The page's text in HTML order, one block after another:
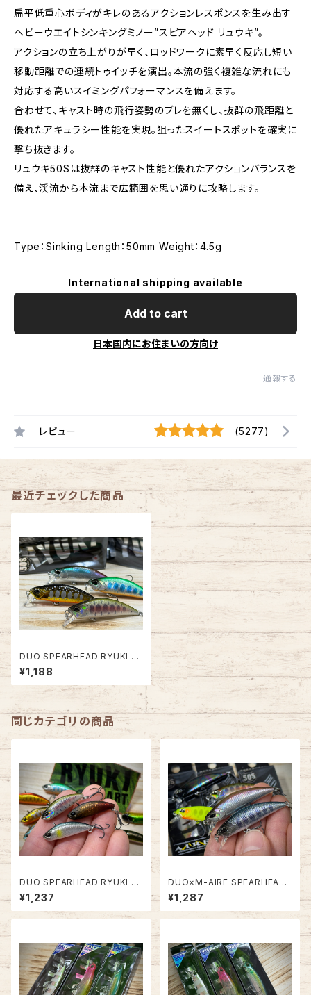
扁平低重心ボディがキレのあるアクションレスポンスを生み出す
ヘビーウエイトシンキングミノー”スピアヘッド リュウキ”。
アクションの立ち上がりが早く、ロッドワークに素早く反応し短い
移動距離での連続トゥイッチを演出。本流の強く複雑な流れにも
対応する高いスイミングパフォーマンスを備えます。
合わせて、キャスト時の飛行姿勢のブレを無くし、抜群の飛距離と
優れたアキュラシー性能を実現。狙ったスイートスポットを確実に
撃ち抜きます。
リュウキ50Sは抜群のキャスト性能と優れたアクションバランスを
備え、渓流から本流まで広範囲を思い通りに攻略します。
Type：Sinking Length：50mm Weight：4.5g
International shipping available
Add to cart
日本国内にお住まいの方向け
通報する
レビュー (5277)
最近チェックした商品
DUO SPEARHEAD RYUKI 50
S【2026年新色】
¥1,188
同じカテゴリの商品
DUO SPEARHEAD RYUKI D
ART 30S【リュウキ初のダート
モデル！】
¥1,237
DUO×M-AIRE SPEARHEAD
RYUKI 50S【エムアイレコラボ
カラー】
¥1,287